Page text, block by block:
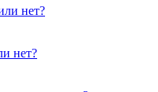
нет?
нет?